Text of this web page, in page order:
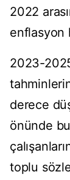
2022
enflasyon
2023-
derece
önünde
toplu